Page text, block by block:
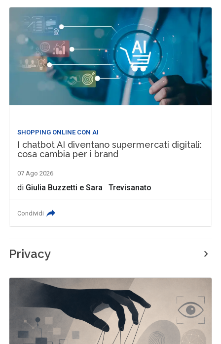
SHOPPING ONLINE CON AI
I chatbot AI diventano supermercati digitali:
cosa cambia per i brand
07 Ago 2026
di Giulia Buzzetti eSara Trevisanato
Condividi
Privacy